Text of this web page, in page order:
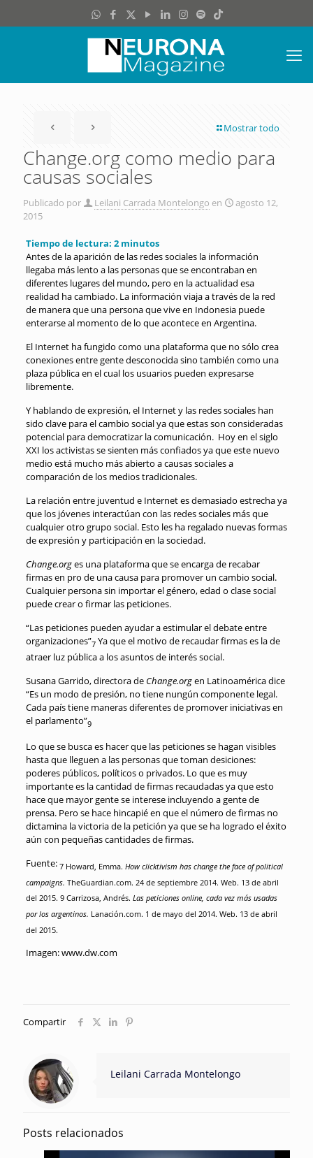
Mostrar todo
Change.org como medio para
causas sociales
Publicado por Leilani Carrada Montelongo en
agosto 12,
2015
Tiempo de lectura: 2 minutos
Antes de la aparición de las redes sociales la información
llegaba más lento a las personas que se encontraban en
diferentes lugares del mundo, pero en la actualidad esa
realidad ha cambiado. La información viaja a través de la red
de manera que una persona que vive en Indonesia puede
enterarse al momento de lo que acontece en Argentina.
El Internet ha fungido como una plataforma que no sólo crea
conexiones entre gente desconocida sino también como una
plaza pública en el cual los usuarios pueden expresarse
libremente.
Y hablando de expresión, el Internet y las redes sociales han
sido clave para el cambio social ya que estas son consideradas
potencial para democratizar la comunicación. Hoy en el siglo
XXI los activistas se sienten más confiados ya que este nuevo
medio está mucho más abierto a causas sociales a
comparación de los medios tradicionales.
La relación entre juventud e Internet es demasiado estrecha ya
que los jóvenes interactúan con las redes sociales más que
cualquier otro grupo social. Esto les ha regalado nuevas formas
de expresión y participación en la sociedad.
Change.orges una plataforma que se encarga de recabar
firmas en pro de una causa para promover un cambio social.
Cualquier persona sin importar el género, edad o clase social
puede crear o firmar las peticiones.
“Las peticiones pueden ayudar a estimular el debate entre
organizaciones”7 Ya que el motivo de recaudar firmas es la de
atraer luz pública a los asuntos de interés social.
Susana Garrido, directora de Change.orgen Latinoamérica dice
“Es un modo de presión, no tiene nungún componente legal.
Cada país tiene maneras diferentes de promover iniciativas en
el parlamento”9
Lo que se busca es hacer que las peticiones se hagan visibles
hasta que lleguen a las personas que toman desiciones:
poderes públicos, políticos o privados. Lo que es muy
importante es la cantidad de firmas recaudadas ya que esto
hace que mayor gente se interese incluyendo a gente de
prensa. Pero se hace hincapié en que el número de firmas no
dictamina la victoria de la petición ya que se ha logrado el éxito
aún con pequeñas cantidades de firmas.
Fuente: 7 Howard, Emma. How clicktivism has change the face of political
campaigns. TheGuardian.com. 24 de septiembre 2014. Web. 13 de abril
del 2015. 9 Carrizosa, Andrés. Las peticiones online, cada vez más usadas
por los argentinos. Lanación.com. 1 de mayo del 2014. Web. 13 de abril
del 2015.
Imagen: www.dw.com
Compartir
Leilani Carrada Montelongo
Posts relacionados